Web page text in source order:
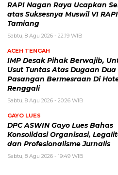
RAPI Nagan Raya Ucapkan
atas Suksesnya Muswil VI
Tamiang
Sabtu, 8 Agu 2026 - 22:19 WIB
ACEH TENGAH
IMP Desak Pihak Berwajib,
Usut Tuntas Atas Dugaan Dua
Pasangan Bermesraan Di
Renggali
Sabtu, 8 Agu 2026 - 20:26 WIB
GAYO LUES
DPC ASWIN Gayo Lues Bahas
Konsolidasi Organisasi,
dan Profesionalisme Jurnalis
Sabtu, 8 Agu 2026 - 19:49 WIB